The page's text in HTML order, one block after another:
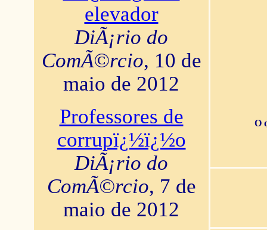
elevador
DiÃ¡rio do
ComÃ©rcio, 10 de
maio de 2012
Professores de
corrupï¿½ï¿½o
DiÃ¡rio do
ComÃ©rcio, 7 de
maio de 2012
O